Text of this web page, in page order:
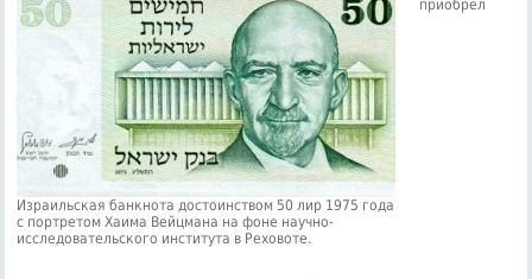
Израильская банкнота достоинством 50 лир 1975 года
с портретом Хаима Вейцмана на фоне научно-
исследовательского института в Реховоте.
приобрел